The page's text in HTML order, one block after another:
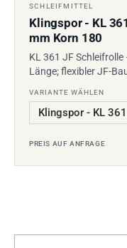
SCHLEIFMITTEL
Klingspor - KL
mm Korn 180
KL 361 JF
Länge; flexibler JF-
VARIANTE WÄHLEN
PREIS AUF ANFRAGE